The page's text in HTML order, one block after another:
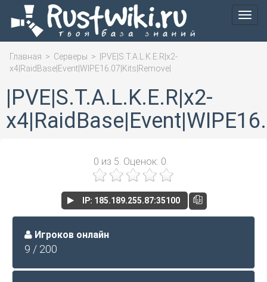
Меню
Главная > Серверы >
|PVE|S.T.A.L.K.E.R|х2-
x4|RaidBase|Event|WIPE16.07|Kits|Remove|
|PVE|S.T.A.L.K.E.R|х2-
0 из 5. Оценок: 0.
IP: 185.189.255.87:35100
Игроков онлайн
9 / 200